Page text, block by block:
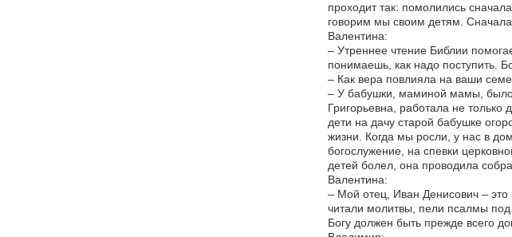
проходит так: помолились
говорим мы своим детям.
Валентина:
– Утреннее чтение Библии
понимаешь, как надо поступить.
– Как вера повлияла на ваши
– У бабушки, маминой мамы,
Григорьевна, работала не
дети на дачу старой бабушке
жизни. Когда мы росли, у нас в
богослужение, на спевки
детей болел, она проводила
Валентина:
– Мой отец, Иван Денисович –
читали молитвы, пели псалмы
Богу должен быть прежде всего